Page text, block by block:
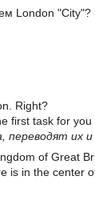
London "City"?
Right?
first task for
их
of Great
is in the center